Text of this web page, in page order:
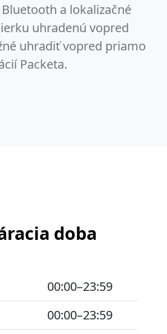
a lokalizačné
uhradenú vopred
uhradiť vopred priamo
Packeta.
doba
00:00–23:59
00:00–23:59